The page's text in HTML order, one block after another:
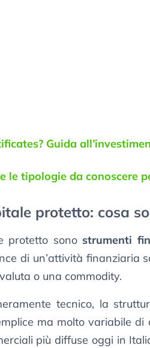
Guida
le tipologie da conoscere
protetto: cosa
protetto sono strumenti
di un’attività finanziaria
o una commodity.
tecnico, la
ma molto variabile di
più diffuse oggi in